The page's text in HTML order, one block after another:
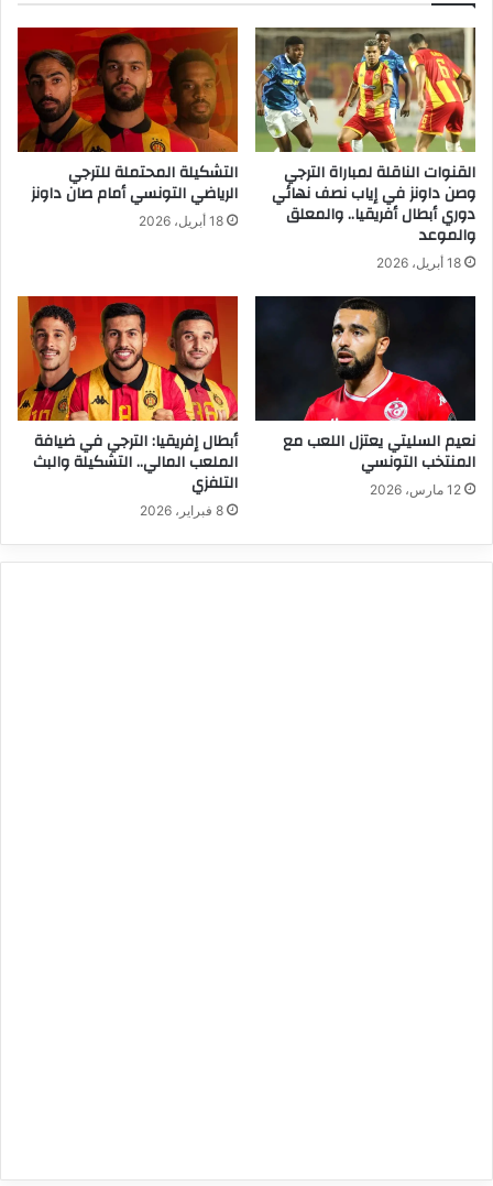
القنوات الناقلة لمباراة الترجي
وصن داونز في إياب نصف نهائي
دوري أبطال أفريقيا.. والمعلق
والموعد
18 أبريل، 2026
التشكيلة المحتملة للترجي
الرياضي التونسي أمام صان داونز
18 أبريل، 2026
نعيم السليتي يعتزل اللعب مع
المنتخب التونسي
12 مارس، 2026
أبطال إفريقيا: الترجي في ضيافة
الملعب المالي.. التشكيلة والبث
التلفزي
8 فبراير، 2026